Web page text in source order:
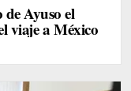
Ayuso el
viaje a México